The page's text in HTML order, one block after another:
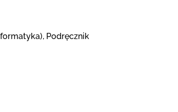
Podręcznik